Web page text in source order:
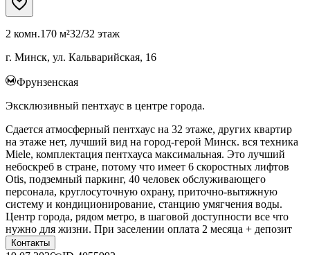
2 комн.170 м²32/32 этаж
г. Минск, ул. Кальварийская, 16
Фрунзенская
Эксклюзивный пентхаус в центре города.
Сдается атмосферный пентхаус на 32 этаже, других квартир
на этаже нет, лучший вид на город-герой Минск. вся техника
Miele, комплектация пентхауса максимальная. Это лучший
небоскреб в стране, потому что имеет 6 скоростных лифтов
Otis, подземный паркинг, 40 человек обслуживающего
персонала, круглосуточную охрану, приточно-вытяжную
систему и кондиционирование, станцию умягчения воды.
Центр города, рядом метро, в шаговой доступности все что
нужно для жизни. При заселении оплата 2 месяца + депозит
Контакты